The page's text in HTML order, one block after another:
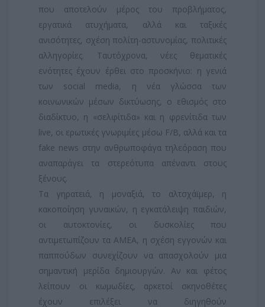
που αποτελούν μέρος του προβλήματος,
εργατικά ατυχήματα, αλλά και ταξικές
ανισότητες, σχέση πολίτη-αστυνομίας, πολιτικές
αλληγορίες. Ταυτόχρονα, νέες θεματικές
ενότητες έχουν έρθει στο προσκήνιο: η γενιά
των social media, η νέα γλώσσα των
κοινωνικών μέσων δικτύωσης, ο εθισμός στο
διαδίκτυο, η «σελφίτιδα» και η φρενίτιδα των
live, οι ερωτικές γνωριμίες μέσω F/B, αλλά και τα
fake news στην ανθρωποφάγα τηλεόραση που
αναπαράγει τα στερεότυπα απέναντι στους
ξένους.
Τα γηρατειά, η μοναξιά, το αλτσχάϊμερ, η
κακοποίηση γυναικών, η εγκατάλειψη παιδιών,
οι αυτοκτονίες, οι δυσκολίες που
αντιμετωπίζουν τα ΑΜΕΑ, η σχέση εγγονών και
παππούδων συνεχίζουν να απασχολούν μια
σημαντική μερίδα δημιουργών. Αν και φέτος
λείπουν οι κωμωδίες, αρκετοί σκηνοθέτες
έχουν επιλέξει να διηγηθούν